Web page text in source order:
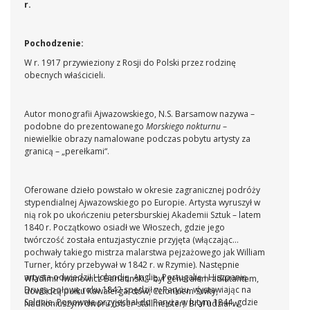
r.
Pochodzenie:
W r. 1917 przywieziony z Rosji do Polski przez rodzinę
obecnych właścicieli.
Autor monografii Ajwazowskiego, N.S. Barsamow nazywa –
podobne do prezentowanego Morskiego nokturnu–
niewielkie obrazy namalowane podczas pobytu artysty za
granicą – „perełkami“.
Oferowane dzieło powstało w okresie zagranicznej podróży
stypendialnej Ajwazowskiego po Europie. Artysta wyruszył w
nią rok po ukończeniu petersburskiej Akademii Sztuk – latem
1840 r. Początkowo osiadł we Włoszech, gdzie jego
twórczość została entuzjastycznie przyjęta (włączając
pochwały takiego mistrza malarstwa pejzażowego jak William
Turner, który przebywał w 1842 r. w Rzymie). Następnie
artysta odwiedził Holandię, Anglię, Portugalię i Hiszpanię.
Drugą połowę roku 1842 spędził w Paryżu, wystawiając na
Salonie. Ponownie przyjechał do Paryża w lutym 1844, gdzie
Władimir Iwanowicz Bariatinski – był generałem-adiutantem,
dowódcą pułku Kawalergardów, Członkiem Świty,
Nadkoniuszym dworu (ober-stallmeister). Brał udział w